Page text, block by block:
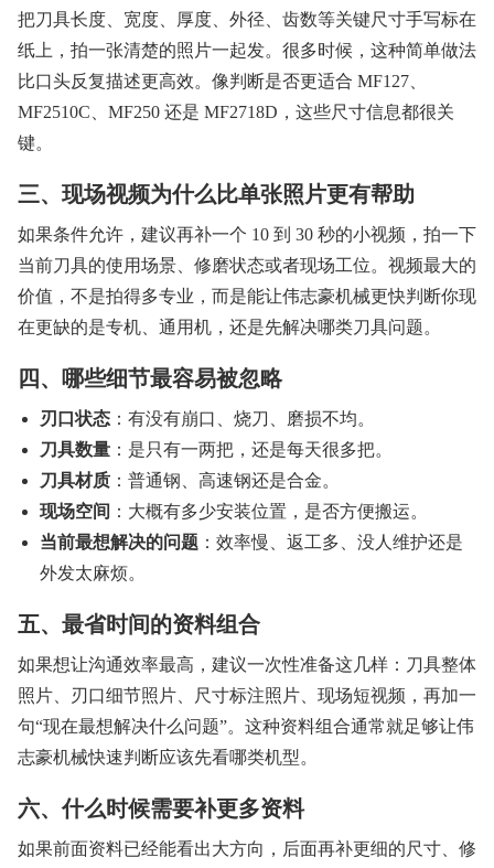
把刀具长度、宽度、厚度、外径、齿数等关键尺寸手写标在
纸上，拍一张清楚的照片一起发。很多时候，这种简单做法
比口头反复描述更高效。像判断是否更适合 MF127、
MF2510C、MF250 还是 MF2718D，这些尺寸信息都很关
键。
三、现场视频为什么比单张照片更有帮助
如果条件允许，建议再补一个 10 到 30 秒的小视频，拍一下
当前刀具的使用场景、修磨状态或者现场工位。视频最大的
价值，不是拍得多专业，而是能让伟志豪机械更快判断你现
在更缺的是专机、通用机，还是先解决哪类刀具问题。
四、哪些细节最容易被忽略
刃口状态 ：有没有崩口、烧刀、磨损不均。
刀具数量 ：是只有一两把，还是每天很多把。
刀具材质 ：普通钢、高速钢还是合金。
现场空间 ：大概有多少安装位置，是否方便搬运。
当前最想解决的问题 ：效率慢、返工多、没人维护还是
外发太麻烦。
五、最省时间的资料组合
如果想让沟通效率最高，建议一次性准备这几样：刀具整体
照片、刃口细节照片、尺寸标注照片、现场短视频，再加一
句“现在最想解决什么问题”。这种资料组合通常就足够让伟
志豪机械快速判断应该先看哪类机型。
六、什么时候需要补更多资料
如果前面资料已经能看出大方向，后面再补更细的尺寸、修